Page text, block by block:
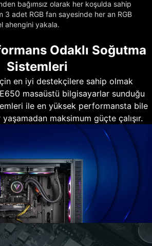
bağımsız olarak her koşulda sahip
3 adet RGB fan sayesinde her an RGB
ahengini yakala.
Odaklı Soğutma
Sistemleri
en iyi destekçilere sahip olmak
masaüstü bilgisayarlar sunduğu
ile en yüksek performansta bile
maksimum güçte çalışır.